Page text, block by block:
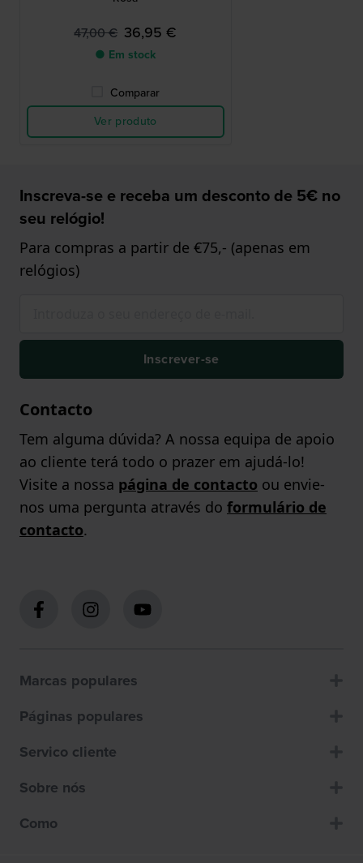
47,00 € 36,95 €
● Em stock
Comparar
Ver produto
Inscreva-se e receba um desconto de 5€ no
seu relógio!
Para compras a partir de €75,- (apenas em
relógios)
Inscrever-se
Contacto
Tem alguma dúvida? A nossa equipa de apoio
ao cliente terá todo o prazer em ajudá-lo!
Visite a nossa página de contacto ou envie-
nos uma pergunta através do formulário de
contacto.
Marcas populares
Páginas populares
Servico cliente
Sobre nós
Como